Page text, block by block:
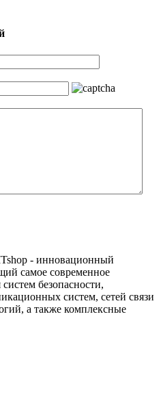
- инновационный
самое современное
безопасности,
систем, сетей связи
а также комплексные